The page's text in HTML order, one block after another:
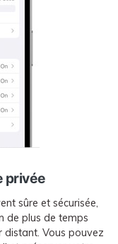
privée
sûre et sécurisée,
de plus de temps
distant. Vous pouvez